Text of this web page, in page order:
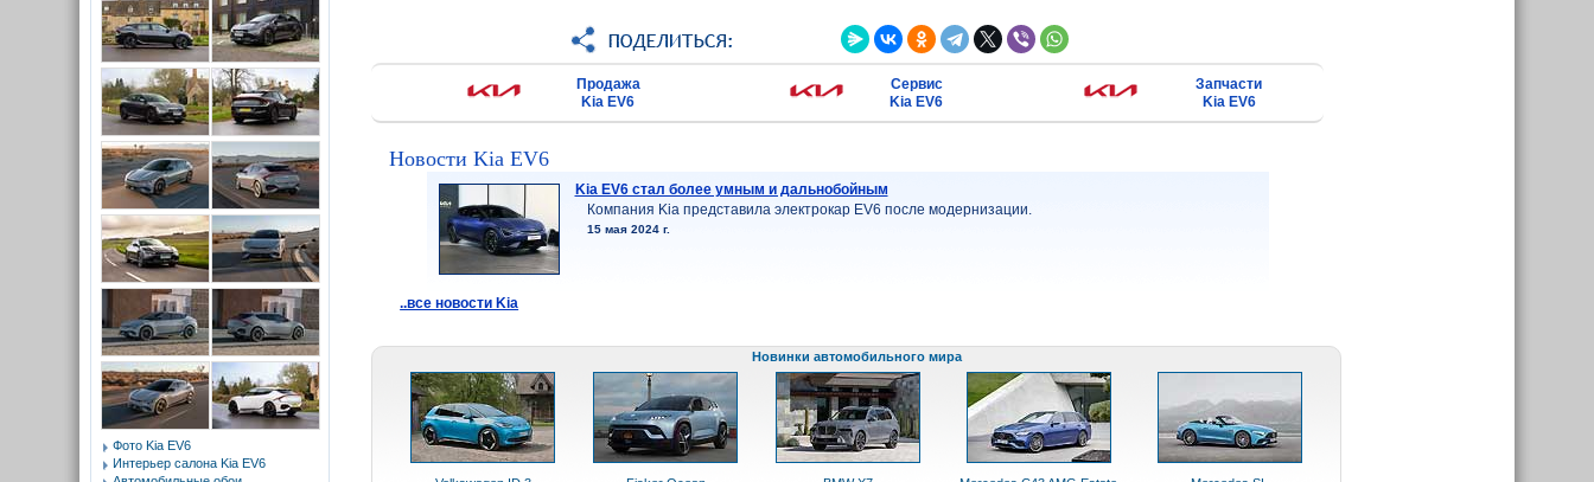
Продажа
Kia EV6
Сервис
Kia EV6
Запчасти
Kia EV6
Новости Kia EV6
Kia EV6 стал более умным и дальнобойным
Компания Kia представила электрокар EV6 после модернизации.
15 мая 2024 г.
..все новости Kia
Новинки автомобильного мира
Фото Kia EV6
Интерьер салона Kia EV6